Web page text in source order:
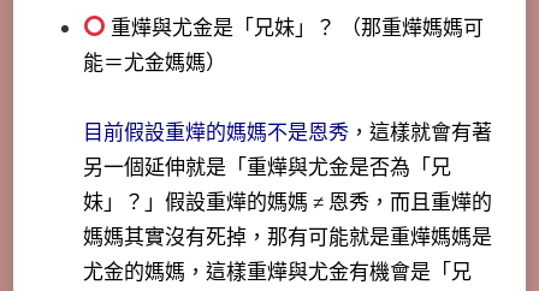
重燁與尤金是「兄妹」？ （那重燁媽媽可
能＝尤金媽媽）
目前假設重燁的媽媽不是恩秀 ，這樣就會有著
另一個延伸就是「重燁與尤金是否為「兄
妹」？ 」假設重燁的媽媽 ≠ 恩秀，而且重燁的
媽媽其實沒有死掉，那有可能就是重燁媽媽是
尤金的媽媽，這樣重燁與尤金有機會是「兄